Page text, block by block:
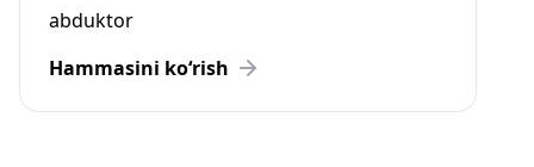
abduktor
Hammasini ko‘rish